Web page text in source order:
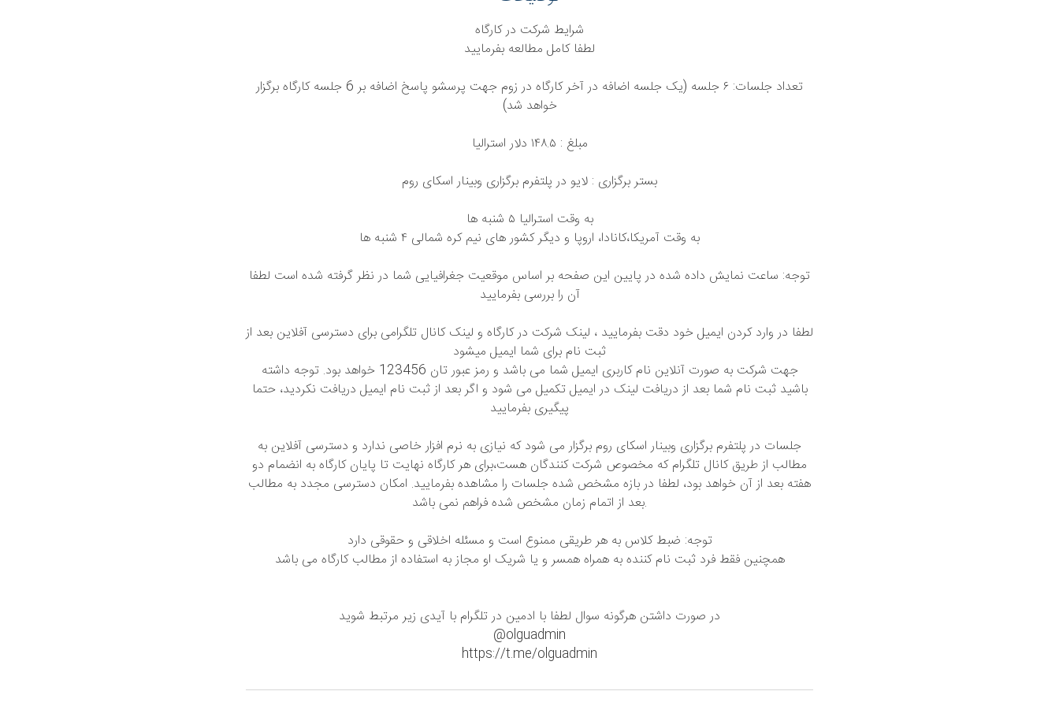
شرایط شرکت در کارگاه
لطفا کامل مطالعه بفرمایید
تعداد جلسات: ۶ جلسه (یک جلسه اضافه در آخر کارگاه در زوم جهت پرسشو پاسخ اضافه بر 6 جلسه کارگاه برگزار
خواهد شد)
مبلغ : ١۴٨.۵ دلار استرالیا
بستر برگزاری : لایو در پلتفرم برگزاری وبینار اسکای روم
به وقت استرالیا ۵ شنبه ها
به وقت آمریکا،کانادا، اروپا و دیگر کشور های نیم کره شمالی ۴ شنبه ها
توجه: ساعت نمایش داده شده در پایین این صفحه بر اساس موقعیت جغرافیایی شما در نظر گرفته شده است لطفا
آن را بررسی بفرمایید
لطفا در وارد کردن ایمیل خود دقت بفرمایید ، لینک شرکت در کارگاه و لینک کانال تلگرامی برای دسترسی آفلاین بعد از
ثبت نام برای شما ایمیل میشود
جهت شرکت به صورت آنلاین نام کاربری ایمیل شما می باشد و رمز عبور تان 123456 خواهد بود. توجه داشته
باشید ثبت نام شما بعد از دریافت لینک در ایمیل تکمیل می شود و اگر بعد از ثبت نام ایمیل دریافت نکردید، حتما
پیگیری بفرمایید
جلسات در پلتفرم برگزاری وبینار اسکای روم برگزار می شود که نیازی به نرم افزار خاصی ندارد و دسترسی آفلاین به
مطالب از طریق کانال تلگرام که مخصوص شرکت کنندگان هست،برای هر کارگاه نهایت تا پایان کارگاه به انضمام دو
هفته بعد از آن خواهد بود، لطفا در بازه مشخص شده جلسات را مشاهده بفرمایید. امکان دسترسی مجدد به مطالب
بعد از اتمام زمان مشخص شده فراهم نمی باشد.
توجه: ضبط کلاس به هر طریقی ممنوع است و مسئله اخلاقی و حقوقی دارد
همچنین فقط فرد ثبت نام کننده به همراه همسر و یا شریک او مجاز به استفاده از مطالب کارگاه می باشد
در صورت داشتن هرگونه سوال لطفا با ادمین در تلگرام با آیدی زیر مرتبط شوید
@olguadmin
https://t.me/olguadmin